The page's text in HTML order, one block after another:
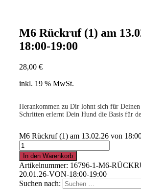
M6 Rückruf (1) am
18:00-19:00
28,00 €
inkl. 19 % MwSt.
Herankommen zu Dir lohnt sich für
Schritten erlernt Dein Hund die Basis für
.
15% für Clubmitglieder!
M6 Rückruf (1) am 13.02.26 von
In den Warenkorb
Artikelnummer: 16796-1-M6-
20.01.26-VON-18:00-19:00
Suchen nach: